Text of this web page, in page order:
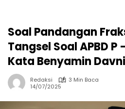
Soal Pandangan
Tangsel Soal APBD P
Kata Benyamin
Redaksi
3 Min Baca
14/07/2025